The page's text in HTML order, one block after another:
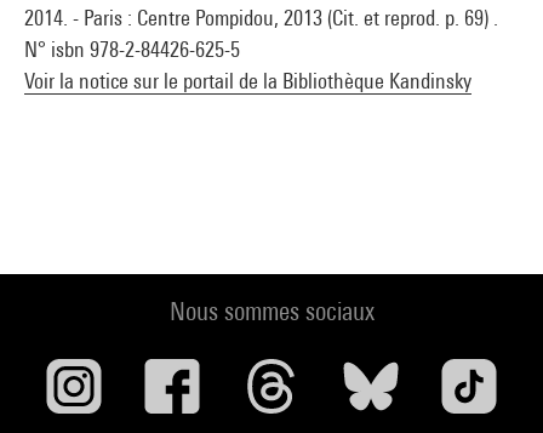
2014. - Paris : Centre Pompidou, 2013 (Cit. et reprod. p. 69) .
N° isbn 978-2-84426-625-5
Voir la notice sur le portail de la Bibliothèque Kandinsky
Nous sommes sociaux